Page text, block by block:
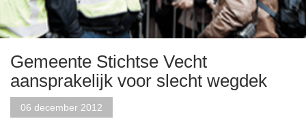
Gemeente Stichtse Vecht
aansprakelijk voor slecht wegdek
06 december 2012